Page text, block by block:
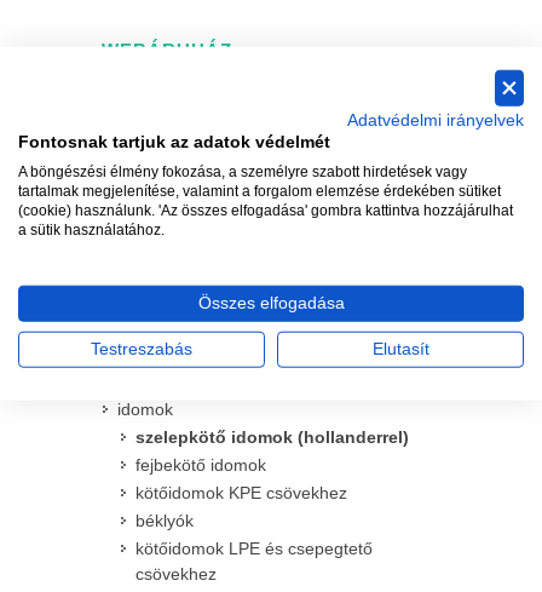
WEBÁRUHÁZ
spay szórófejek és kiegészítőik
csepegtető és mikroöntöző termékek
mágnesszelepek és kiegészítőik
vízkonnektorok
szűrők és homokleválasztók
idomok
szelepkötő idomok (hollanderrel)
fejbekötő idomok
kötőidomok KPE csövekhez
béklyók
kötőidomok LPE és csepegtető
csövekhez
Adatvédelmi irányelvek
Fontosnak tartjuk az adatok védelmét
A böngészési élmény fokozása, a személyre szabott hirdetések vagy
tartalmak megjelenítése, valamint a forgalom elemzése érdekében sütiket
(cookie) használunk. 'Az összes elfogadása' gombra kattintva hozzájárulhat
a sütik használatához.
Összes elfogadása
Testreszabás Elutasít